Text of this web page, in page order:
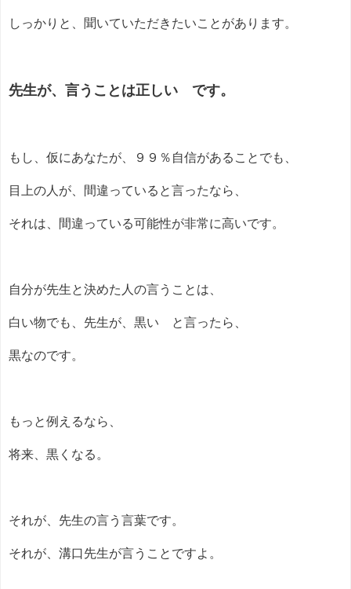
しっかりと、聞いていただきたいことがあります。
先生が、言うことは正しい です。
もし、仮にあなたが、９９％自信があることでも、
目上の人が、間違っていると言ったなら、
それは、間違っている可能性が非常に高いです。
自分が先生と決めた人の言うことは、
白い物でも、先生が、黒い と言ったら、
黒なのです。
もっと例えるなら、
将来、黒くなる。
それが、先生の言う言葉です。
それが、溝口先生が言うことですよ。